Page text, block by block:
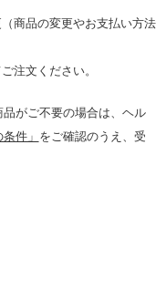
商品の変更やお支払い方法
注文ください。
がご不要の場合は、ヘル
件」 をご確認のうえ、受